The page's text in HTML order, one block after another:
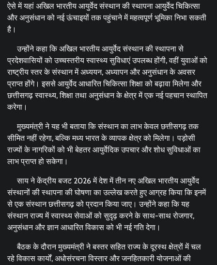
ऐसे में यहां अखिल भारतीय आयुर्वेद संस्थान की स्थापना आयुर्वेद चिकित्सा
और अनुसंधान को नई ऊंचाइयों तक पहुंचाने में महत्वपूर्ण भूमिका निभा सकती
है।
उन्होंने कहा कि अखिल भारतीय आयुर्वेद संस्थान की स्थापना से
प्रदेशवासियों को उच्चस्तरीय स्वास्थ्य सुविधाएं उपलब्ध होंगी, वहीं युवाओं को
राष्ट्रीय स्तर के संस्थान में अध्ययन, अध्यापन और अनुसंधान के अवसर
प्राप्त होंगे। इससे आयुर्वेद आधारित चिकित्सा शिक्षा को बढ़ावा मिलेगा और
छत्तीसगढ़ स्वास्थ्य, शिक्षा तथा अनुसंधान के क्षेत्र में एक नई पहचान स्थापित
करेगा।
मुख्यमंत्री ने यह भी बताया कि संस्थान का लाभ केवल छत्तीसगढ़ तक
सीमित नहीं रहेगा, बल्कि मध्य भारत के व्यापक क्षेत्र को मिलेगा। पड़ोसी
राज्यों के नागरिकों को भी बेहतर आयुर्वेदिक उपचार और शोध सुविधाओं का
लाभ प्राप्त हो सकेगा।
साय ने केंद्रीय बजट 2026 में देश में तीन नए अखिल भारतीय आयुर्वेद
संस्थानों की स्थापना की घोषणा का उल्लेख करते हुए आग्रह किया कि इनमें
से एक संस्थान छत्तीसगढ़ को प्रदान किया जाए। उन्होंने कहा कि यह
संस्थान राज्य में स्वास्थ्य सेवाओं को सुदृढ़ करने के साथ-साथ रोजगार,
अनुसंधान और ज्ञान आधारित विकास को भी नई गति देगा।
बैठक के दौरान मुख्यमंत्री ने बस्तर सहित राज्य के दूरस्थ क्षेत्रों में चल
रहे विकास कार्यों, अधोसंरचना विस्तार और जनहितकारी योजनाओं की